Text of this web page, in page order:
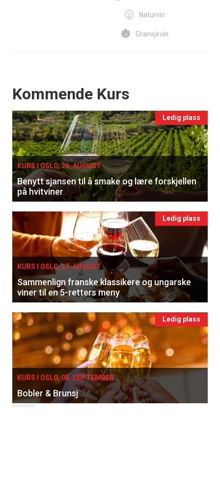
Naturvin
Oransjevin
Events
Kommende Kurs
Ledig plass
KURS I OSLO, 26. AUGUST
Benytt sjansen til å smake og lære forskjellen
på hvitviner
Ledig plass
KURS I OSLO, 27. AUGUST
Sammenlign franske klassikere og ungarske
viner til en 5-retters meny
Ledig plass
KURS I OSLO, 05. SEPTEMBER
Bobler & Brunsj